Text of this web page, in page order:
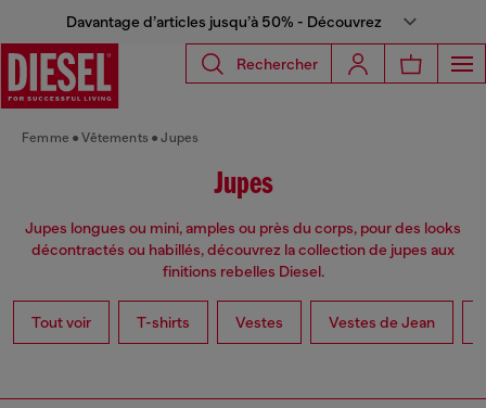
Davantage d’articles jusqu’à 50% - Découvrez
Rechercher
Femme Vêtements Jupes
Jupes
Jupes longues ou mini, amples ou près du corps, pour des looks
décontractés ou habillés, découvrez la collection de jupes aux
finitions rebelles Diesel.
Tout voir T-shirts Vestes Vestes de Jean